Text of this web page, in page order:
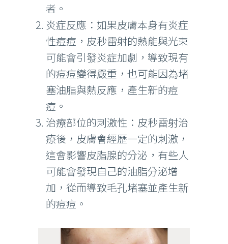
者。
炎症反應：如果皮膚本身有炎症
性痘痘，皮秒雷射的熱能與光束
可能會引發炎症加劇，導致現有
的痘痘變得嚴重，也可能因為堵
塞油脂與熱反應，產生新的痘
痘。
治療部位的刺激性：皮秒雷射治
療後，皮膚會經歷一定的刺激，
這會影響皮脂腺的分泌，有些人
可能會發現自己的油脂分泌增
加，從而導致毛孔堵塞並產生新
的痘痘。